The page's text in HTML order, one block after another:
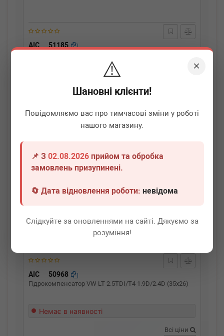
×
⚠️
Шановні клієнти!
Повідомляємо вас про тимчасові зміни у роботі
нашого магазину.
📌 З02.08.2026 прийом та обробка
замовлень призупинені.
🔄 Дата відновлення роботи:невідома
Слідкуйте за оновленнями на сайті. Дякуємо за
розуміння!
AIC 51185
В кошик
AIC 50968
Гідрокомпенсатор VW LT 2.5TDI/T4 1.9D/2.4D (35x26)
Немає в наявності
Всі ціни